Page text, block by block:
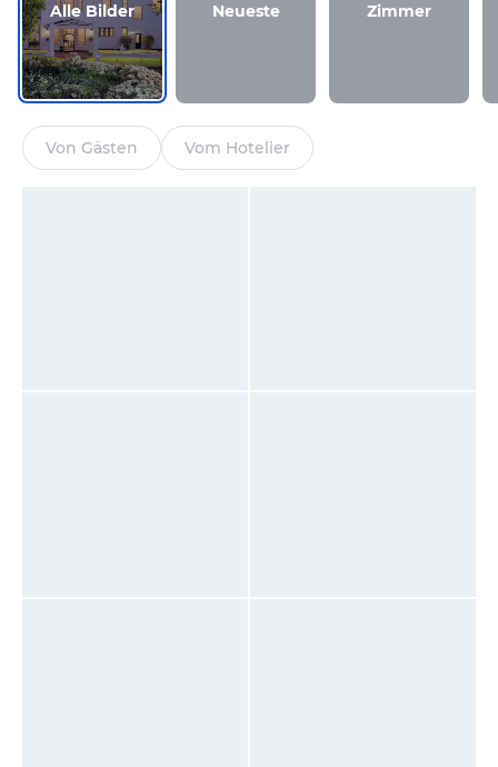
Alle Bilder Neueste Zimmer
Von Gästen Vom Hotelier